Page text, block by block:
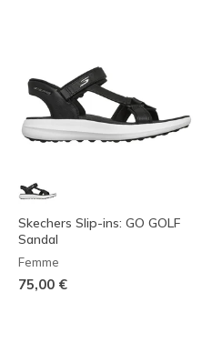
Skechers Slip-ins: GO GOLF
Sandal
Femme
75,00 €